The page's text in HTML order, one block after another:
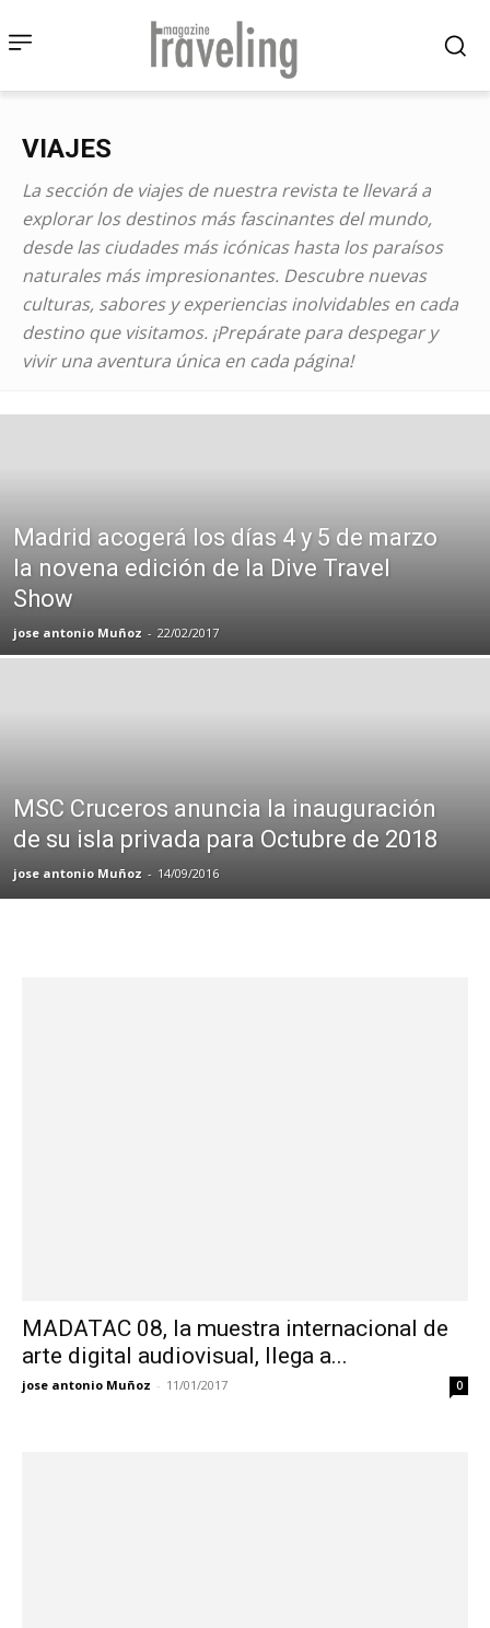
VIAJES
La sección de viajes de nuestra revista te llevará a
explorar los destinos más fascinantes del mundo,
desde las ciudades más icónicas hasta los paraísos
naturales más impresionantes. Descubre nuevas
culturas, sabores y experiencias inolvidables en cada
destino que visitamos. ¡Prepárate para despegar y
vivir una aventura única en cada página!
Madrid acogerá los días 4 y 5 de marzo
la novena edición de la Dive Travel
Show
jose antonio Muñoz - 22/02/2017
MSC Cruceros anuncia la inauguración
de su isla privada para Octubre de 2018
jose antonio Muñoz - 14/09/2016
MADATAC 08, la muestra internacional de
arte digital audiovisual, llega a...
jose antonio Muñoz - 11/01/2017 0